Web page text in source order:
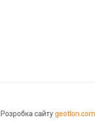
Розробка сайтуgeotlon.com